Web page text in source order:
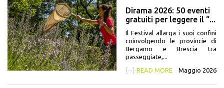
Dirama 2026: 50 eventi
gratuiti per leggere il “...
Il Festival allarga i suoi confini
coinvolgendo le provincie di
Bergamo e Brescia tra
passeggiate,...
{···} READ MORE Maggio 2026